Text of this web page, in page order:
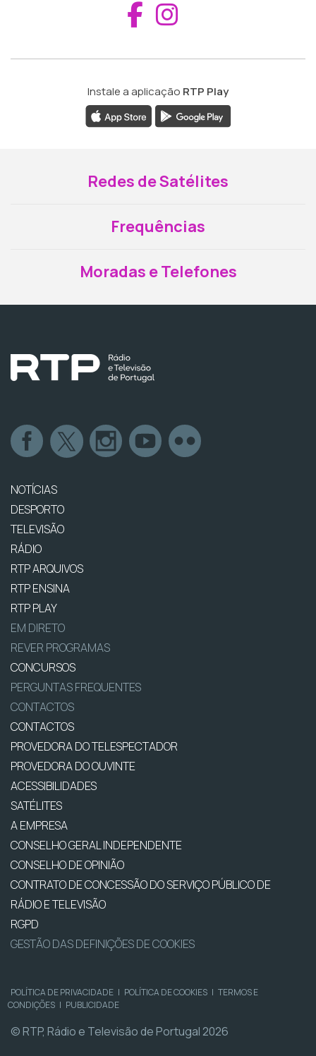
Aceder ao
Instale a aplicação RTP Play
Redes de Satélites
Frequências
Moradas e Telefones
NOTÍCIAS
DESPORTO
TELEVISÃO
RÁDIO
RTP ARQUIVOS
RTP ENSINA
RTP PLAY
EM DIRETO
REVER PROGRAMAS
CONCURSOS
PERGUNTAS FREQUENTES
CONTACTOS
CONTACTOS
PROVEDORA DO TELESPECTADOR
PROVEDORA DO OUVINTE
ACESSIBILIDADES
SATÉLITES
A EMPRESA
CONSELHO GERAL INDEPENDENTE
CONSELHO DE OPINIÃO
CONTRATO DE CONCESSÃO DO SERVIÇO PÚBLICO DE
RÁDIO E TELEVISÃO
RGPD
GESTÃO DAS DEFINIÇÕES DE COOKIES
POLÍTICA DE PRIVACIDADE | POLÍTICA DE COOKIES | TERMOS E
CONDIÇÕES | PUBLICIDADE
© RTP, Rádio e Televisão de Portugal 2026